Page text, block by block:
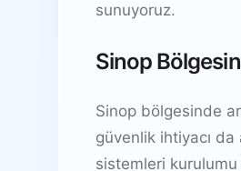
sunuyoruz.
Sinop
Sinop bölgesinde
güvenlik ihtiyacı
sistemleri kurulumu